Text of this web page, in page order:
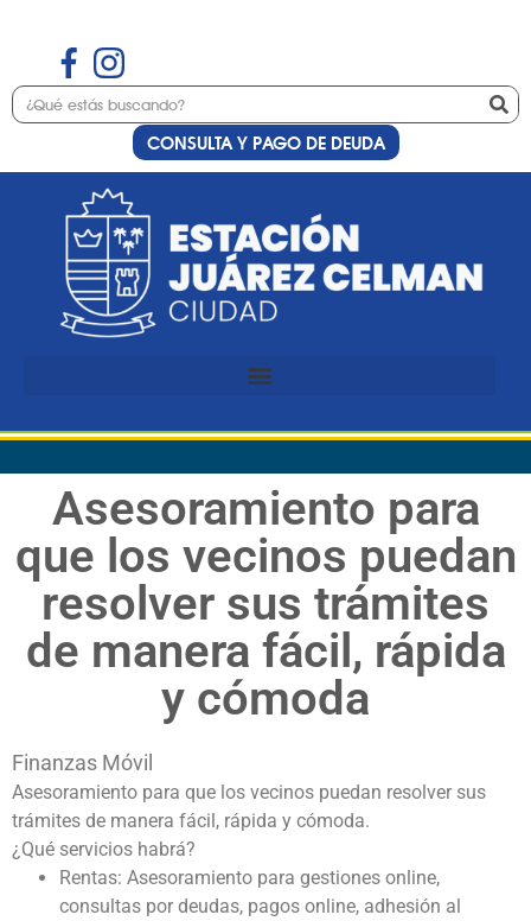
CONSULTA Y PAGO DE DEUDA
Asesoramiento para
que los vecinos puedan
resolver sus trámites
de manera fácil, rápida
y cómoda
Finanzas Móvil
Asesoramiento para que los vecinos puedan resolver sus
trámites de manera fácil, rápida y cómoda.
¿Qué servicios habrá?
Rentas: Asesoramiento para gestiones online,
consultas por deudas, pagos online, adhesión al